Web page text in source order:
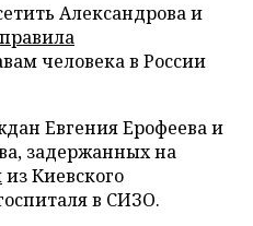
Александрова и
человека в России
Евгения Ерофеева и
задержанных на
из Киевского
в СИЗО.